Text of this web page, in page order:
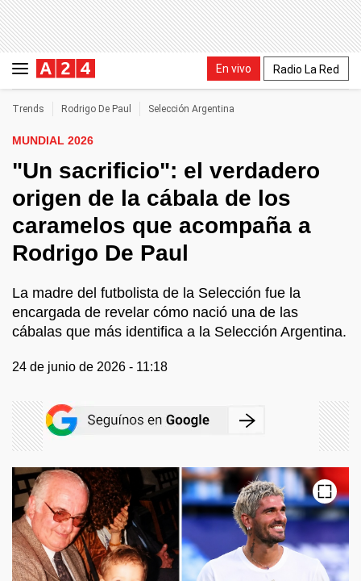
En vivo Radio La Red
Trends Rodrigo De Paul Selección Argentina
MUNDIAL 2026
"Un sacrificio": el verdadero
origen de la cábala de los
caramelos que acompaña a
Rodrigo De Paul
La madre del futbolista de la Selección fue la
encargada de revelar cómo nació una de las
cábalas que más identifica a la Selección Argentina.
24 de junio de 2026 - 11:18